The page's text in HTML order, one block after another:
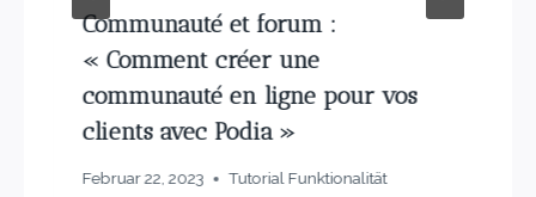
Communauté et forum :
« Comment créer une
communauté en ligne pour vos
clients avec Podia »
Februar 22, 2023 Tutorial Funktionalität